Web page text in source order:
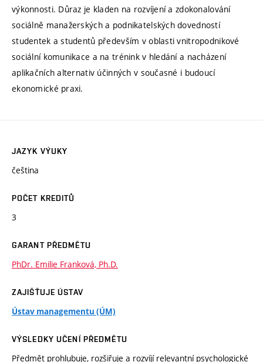
výkonnosti. Důraz je kladen na rozvíjení a zdokonalování
sociálně manažerských a podnikatelských dovedností
studentek a studentů především v oblasti vnitropodnikové
sociální komunikace a na trénink v hledání a nacházení
aplikačních alternativ účinných v současné i budoucí
ekonomické praxi.
JAZYK VÝUKY
čeština
POČET KREDITŮ
3
GARANT PŘEDMĚTU
PhDr. Emilie Franková, Ph.D.
ZAJIŠŤUJE ÚSTAV
Ústav managementu (ÚM)
VÝSLEDKY UČENÍ PŘEDMĚTU
Předmět prohlubuje, rozšiřuje a rozvíjí relevantní psychologické